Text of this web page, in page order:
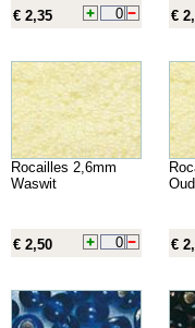
€ 2,35 €
Rocailles 2,6mm
Waswit
€ 2,50 €